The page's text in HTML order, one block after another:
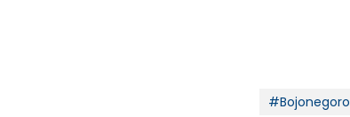
#Bojonegoro